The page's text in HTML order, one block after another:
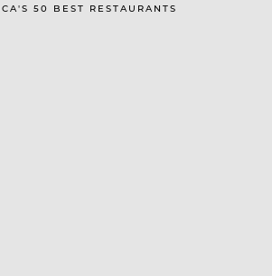
50 BEST RESTAURANTS